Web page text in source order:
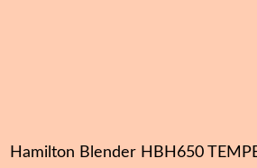
Hamilton Blender HBH650